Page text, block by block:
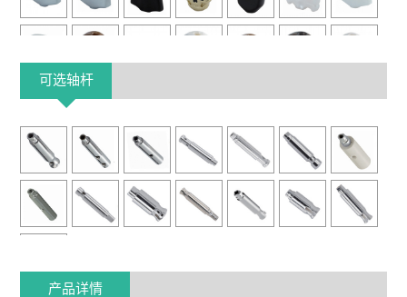
可选轴杆
产品详情